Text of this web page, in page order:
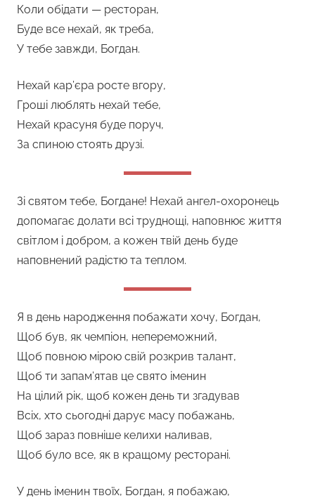
Коли обідати — ресторан,
Буде все нехай, як треба,
У тебе завжди, Богдан.
Нехай кар’єра росте вгору,
Гроші люблять нехай тебе,
Нехай красуня буде поруч,
За спиною стоять друзі.
Зі святом тебе, Богдане! Нехай ангел-охоронець
допомагає долати всі труднощі, наповнює життя
світлом і добром, а кожен твій день буде
наповнений радістю та теплом.
Я в день народження побажати хочу, Богдан,
Щоб був, як чемпіон, непереможний,
Щоб повною мірою свій розкрив талант,
Щоб ти запам’ятав це свято іменин
На цілий рік, щоб кожен день ти згадував
Всіх, хто сьогодні дарує масу побажань,
Щоб зараз повніше келихи наливав,
Щоб було все, як в кращому ресторані.
У день іменин твоїх, Богдан, я побажаю,